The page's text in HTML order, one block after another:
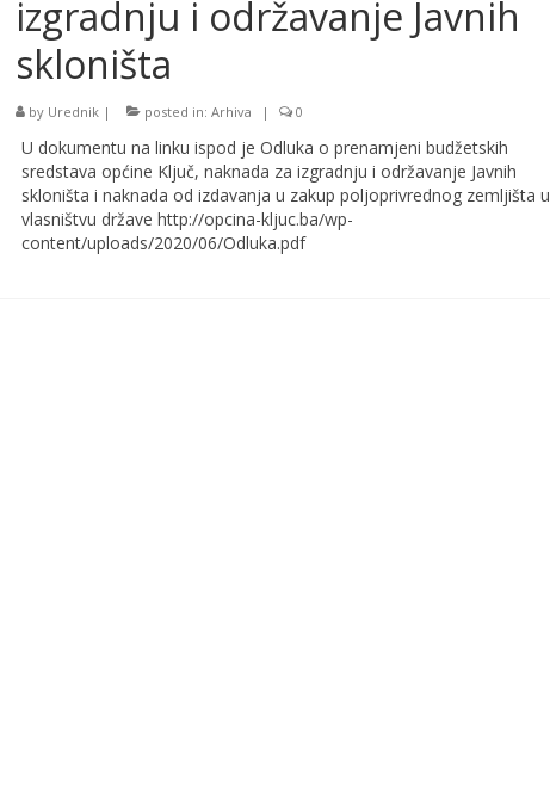
izgradnju i održavanje Javnih
skloništa
by Urednik| posted in: Arhiva | 0
U dokumentu na linku ispod je Odluka o prenamjeni budžetskih
sredstava općine Ključ, naknada za izgradnju i održavanje Javnih
skloništa i naknada od izdavanja u zakup poljoprivrednog zemljišta u
vlasništvu države http://opcina-kljuc.ba/wp-
content/uploads/2020/06/Odluka.pdf